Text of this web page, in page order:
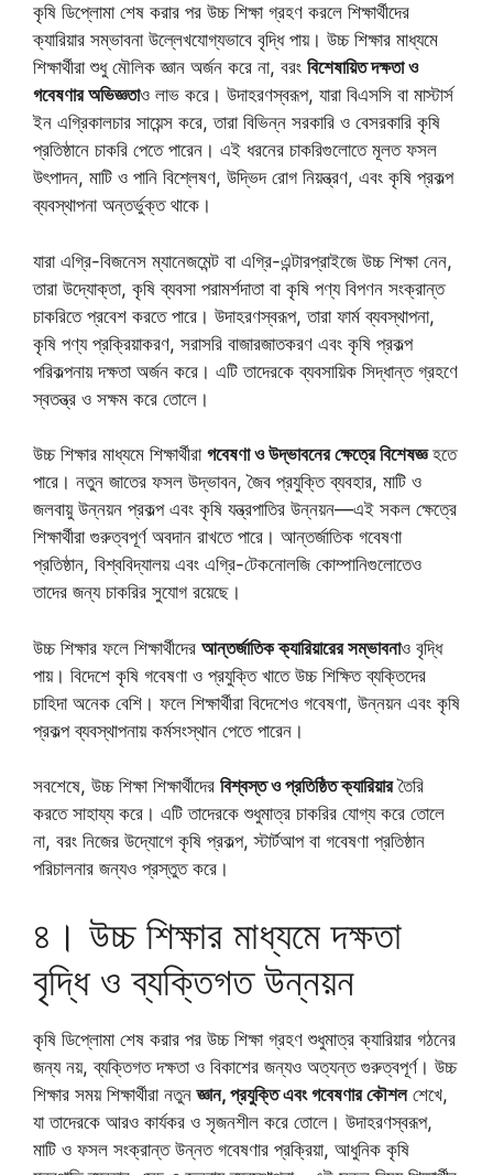
কৃষি ডিপ্লোমা শেষ করার পর উচ্চ শিক্ষা গ্রহণ করলে শিক্ষার্থীদের
ক্যারিয়ার সম্ভাবনা উল্লেখযোগ্যভাবে বৃদ্ধি পায়। উচ্চ শিক্ষার মাধ্যমে
শিক্ষার্থীরা শুধু মৌলিক জ্ঞান অর্জন করে না, বরং বিশেষায়িত দক্ষতা ও
গবেষণার অভিজ্ঞতাও লাভ করে। উদাহরণস্বরূপ, যারা বিএসসি বা মাস্টার্স
ইন এগ্রিকালচার সায়েন্স করে, তারা বিভিন্ন সরকারি ও বেসরকারি কৃষি
প্রতিষ্ঠানে চাকরি পেতে পারেন। এই ধরনের চাকরিগুলোতে মূলত ফসল
উৎপাদন, মাটি ও পানি বিশ্লেষণ, উদ্ভিদ রোগ নিয়ন্ত্রণ, এবং কৃষি প্রকল্প
ব্যবস্থাপনা অন্তর্ভুক্ত থাকে।
যারা এগ্রি-বিজনেস ম্যানেজমেন্ট বা এগ্রি-এন্টারপ্রাইজে উচ্চ শিক্ষা নেন,
তারা উদ্যোক্তা, কৃষি ব্যবসা পরামর্শদাতা বা কৃষি পণ্য বিপণন সংক্রান্ত
চাকরিতে প্রবেশ করতে পারে। উদাহরণস্বরূপ, তারা ফার্ম ব্যবস্থাপনা,
কৃষি পণ্য প্রক্রিয়াকরণ, সরাসরি বাজারজাতকরণ এবং কৃষি প্রকল্প
পরিকল্পনায় দক্ষতা অর্জন করে। এটি তাদেরকে ব্যবসায়িক সিদ্ধান্ত গ্রহণে
স্বতন্ত্র ও সক্ষম করে তোলে।
উচ্চ শিক্ষার মাধ্যমে শিক্ষার্থীরা গবেষণা ও উদ্ভাবনের ক্ষেত্রে বিশেষজ্ঞহতে
পারে। নতুন জাতের ফসল উদ্ভাবন, জৈব প্রযুক্তি ব্যবহার, মাটি ও
জলবায়ু উন্নয়ন প্রকল্প এবং কৃষি যন্ত্রপাতির উন্নয়ন—এই সকল ক্ষেত্রে
শিক্ষার্থীরা গুরুত্বপূর্ণ অবদান রাখতে পারে। আন্তর্জাতিক গবেষণা
প্রতিষ্ঠান, বিশ্ববিদ্যালয় এবং এগ্রি-টেকনোলজি কোম্পানিগুলোতেও
তাদের জন্য চাকরির সুযোগ রয়েছে।
উচ্চ শিক্ষার ফলে শিক্ষার্থীদের আন্তর্জাতিক ক্যারিয়ারের সম্ভাবনাও বৃদ্ধি
পায়। বিদেশে কৃষি গবেষণা ও প্রযুক্তি খাতে উচ্চ শিক্ষিত ব্যক্তিদের
চাহিদা অনেক বেশি। ফলে শিক্ষার্থীরা বিদেশেও গবেষণা, উন্নয়ন এবং কৃষি
প্রকল্প ব্যবস্থাপনায় কর্মসংস্থান পেতে পারেন।
সবশেষে, উচ্চ শিক্ষা শিক্ষার্থীদের বিশ্বস্ত ও প্রতিষ্ঠিত ক্যারিয়ারতৈরি
করতে সাহায্য করে। এটি তাদেরকে শুধুমাত্র চাকরির যোগ্য করে তোলে
না, বরং নিজের উদ্যোগে কৃষি প্রকল্প, স্টার্টআপ বা গবেষণা প্রতিষ্ঠান
পরিচালনার জন্যও প্রস্তুত করে।
৪। উচ্চ শিক্ষার মাধ্যমে দক্ষতা
বৃদ্ধি ও ব্যক্তিগত উন্নয়ন
কৃষি ডিপ্লোমা শেষ করার পর উচ্চ শিক্ষা গ্রহণ শুধুমাত্র ক্যারিয়ার গঠনের
জন্য নয়, ব্যক্তিগত দক্ষতা ও বিকাশের জন্যও অত্যন্ত গুরুত্বপূর্ণ। উচ্চ
শিক্ষার সময় শিক্ষার্থীরা নতুনজ্ঞান, প্রযুক্তি এবং গবেষণার কৌশলশেখে,
যা তাদেরকে আরও কার্যকর ও সৃজনশীল করে তোলে। উদাহরণস্বরূপ,
মাটি ও ফসল সংক্রান্ত উন্নত গবেষণার প্রক্রিয়া, আধুনিক কৃষি